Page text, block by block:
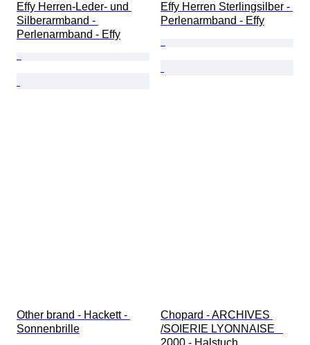
Effy Herren-Leder- und
Silberarmband -
Perlenarmband - Effy
Effy Herren Sterlingsilber -
Perlenarmband - Effy
Other brand - Hackett -
Sonnenbrille
Chopard - ARCHIVES
/SOIERIE LYONNAISE